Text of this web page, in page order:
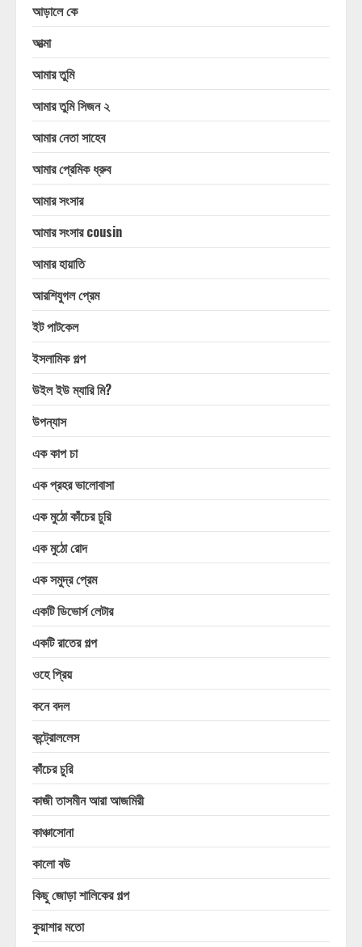
আড়ালে কে
আত্মা
আমার তুমি
আমার তুমি সিজন ২
আমার নেতা সাহেব
আমার প্রেমিক ধ্রুব
আমার সংসার
আমার সংসার cousin
আমার হায়াতি
আরশিযুগল প্রেম
ইট পাটকেল
ইসলামিক গল্প
উইল ইউ ম্যারি মি?
উপন্যাস
এক কাপ চা
এক প্রহর ভালোবাসা
এক মুঠো কাঁচের চুরি
এক মুঠো রোদ
এক সমুদ্র প্রেম
একটি ডিভোর্স লেটার
একটি রাতের গল্প
ওহে প্রিয়
কনে বদল
কন্ট্রোললেস
কাঁচের চুরি
কাজী তাসমীন আরা আজমিরী
কাঞ্চাসোনা
কালো বউ
কিছু জোড়া শালিকের গল্প
কুয়াশার মতো